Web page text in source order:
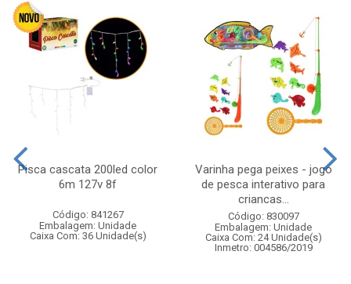
Pisca cascata 200led color
6m 127v 8f
Código: 841267
Embalagem: Unidade
Caixa Com: 36 Unidade(s)
Varinha pega peixes - jogo
de pesca interativo para
criancas...
Código: 830097
Embalagem: Unidade
Caixa Com: 24 Unidade(s)
Inmetro: 004586/2019